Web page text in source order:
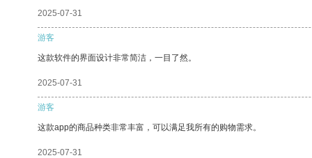
2025-07-31
游客
这款软件的界面设计非常简洁，一目了然。
2025-07-31
游客
这款app的商品种类非常丰富，可以满足我所有的购物需求。
2025-07-31